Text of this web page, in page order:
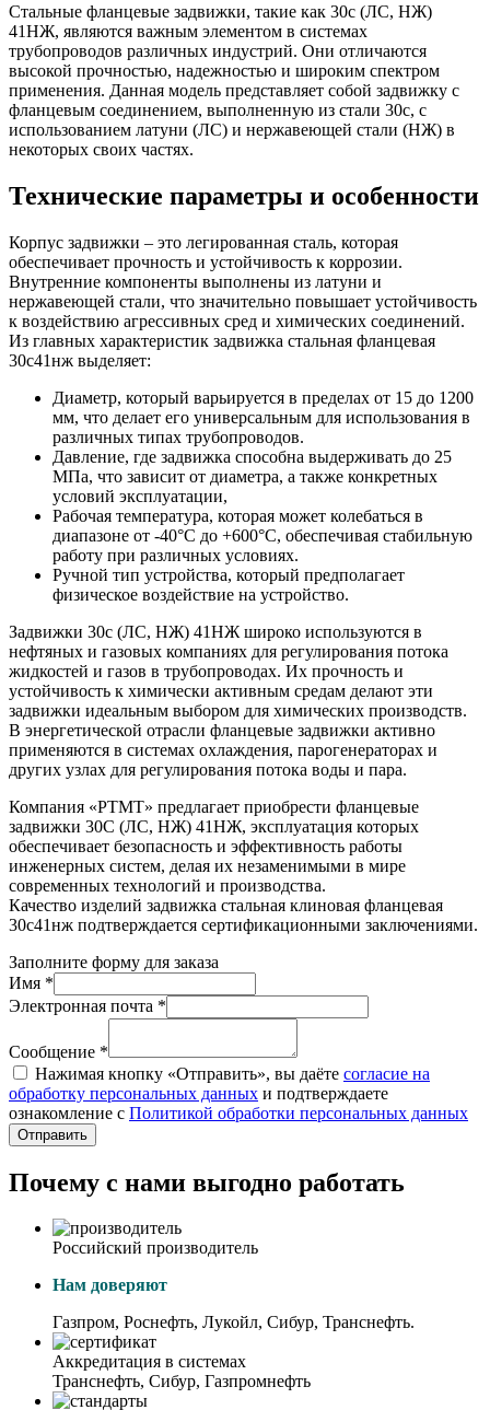
Стальные фланцевые задвижки, такие как 30с (ЛС, НЖ)
41НЖ, являются важным элементом в системах
трубопроводов различных индустрий. Они отличаются
высокой прочностью, надежностью и широким спектром
применения. Данная модель представляет собой задвижку с
фланцевым соединением, выполненную из стали 30с, с
использованием латуни (ЛС) и нержавеющей стали (НЖ) в
некоторых своих частях.
Технические параметры и особенности
Корпус задвижки – это легированная сталь, которая
обеспечивает прочность и устойчивость к коррозии.
Внутренние компоненты выполнены из латуни и
нержавеющей стали, что значительно повышает устойчивость
к воздействию агрессивных сред и химических соединений.
Из главных характеристик задвижка стальная фланцевая
30с41нж выделяет:
Диаметр, который варьируется в пределах от 15 до 1200
мм, что делает его универсальным для использования в
различных типах трубопроводов.
Давление, где задвижка способна выдерживать до 25
МПа, что зависит от диаметра, а также конкретных
условий эксплуатации,
Рабочая температура, которая может колебаться в
диапазоне от -40°C до +600°C, обеспечивая стабильную
работу при различных условиях.
Ручной тип устройства, который предполагает
физическое воздействие на устройство.
Задвижки 30с (ЛС, НЖ) 41НЖ широко используются в
нефтяных и газовых компаниях для регулирования потока
жидкостей и газов в трубопроводах. Их прочность и
устойчивость к химически активным средам делают эти
задвижки идеальным выбором для химических производств.
В энергетической отрасли фланцевые задвижки активно
применяются в системах охлаждения, парогенераторах и
других узлах для регулирования потока воды и пара.
Компания «РТМТ» предлагает приобрести фланцевые
задвижки 30С (ЛС, НЖ) 41НЖ, эксплуатация которых
обеспечивает безопасность и эффективность работы
инженерных систем, делая их незаменимыми в мире
современных технологий и производства.
Качество изделий задвижка стальная клиновая фланцевая
30с41нж подтверждается сертификационными заключениями.
Заполните форму для заказа
Имя *
Электронная почта *
Сообщение *
Нажимая кнопку «Отправить», вы даёте согласие на
обработку персональных данных и подтверждаете
ознакомление с Политикой обработки персональных данных
Отправить
Почему с нами выгодно работать
Российский производитель
Нам доверяют
Газпром, Роснефть, Лукойл, Сибур, Транснефть.
Аккредитация в системах
Транснефть, Сибур, Газпромнефть